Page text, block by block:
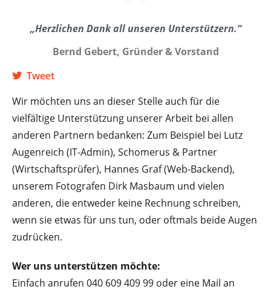
„Herzlichen Dank all unseren Unterstützern.“
Bernd Gebert, Gründer & Vorstand
Tweet
Wir möchten uns an dieser Stelle auch für die
vielfältige Unterstützung unserer Arbeit bei allen
anderen Partnern bedanken: Zum Beispiel bei Lutz
Augenreich (IT-Admin), Schomerus & Partner
(Wirtschaftsprüfer), Hannes Graf (Web-Backend),
unserem Fotografen Dirk Masbaum und vielen
anderen, die entweder keine Rechnung schreiben,
wenn sie etwas für uns tun, oder oftmals beide Augen
zudrücken.
Wer uns unterstützen möchte:
Einfach anrufen 040 609 409 99 oder eine Mail an